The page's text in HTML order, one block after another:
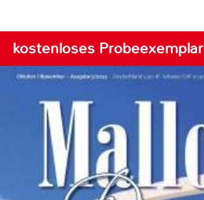
kostenloses Probeexemplar